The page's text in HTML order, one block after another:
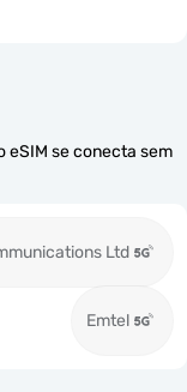
eSIM se conecta sem
Ltd
Emtel